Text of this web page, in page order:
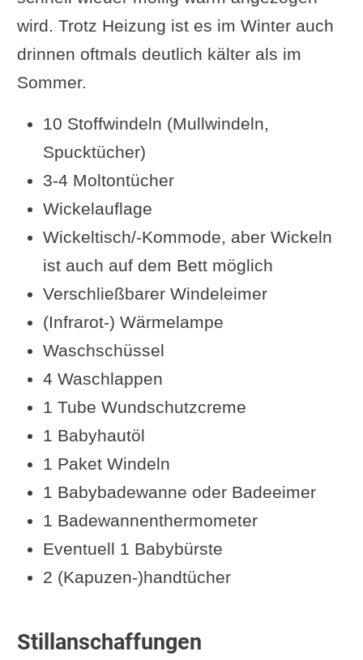
wird. Trotz Heizung ist es im Winter auch
drinnen oftmals deutlich kälter als im
Sommer.
10 Stoffwindeln (Mullwindeln,
Spucktücher)
3-4 Moltontücher
Wickelauflage
Wickeltisch/-Kommode, aber Wickeln
ist auch auf dem Bett möglich
Verschließbarer Windeleimer
(Infrarot-) Wärmelampe
Waschschüssel
4 Waschlappen
1 Tube Wundschutzcreme
1 Babyhautöl
1 Paket Windeln
1 Babybadewanne oder Badeeimer
1 Badewannenthermometer
Eventuell 1 Babybürste
2 (Kapuzen-)handtücher
Stillanschaffungen